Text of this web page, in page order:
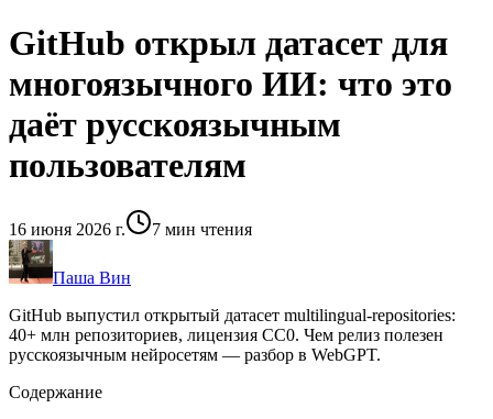
GitHub открыл датасет для
многоязычного ИИ: что это
даёт русскоязычным
пользователям
16 июня 2026 г. 7 мин чтения
Паша Вин
GitHub выпустил открытый датасет multilingual-repositories:
40+ млн репозиториев, лицензия CC0. Чем релиз полезен
русскоязычным нейросетям — разбор в WebGPT.
Содержание